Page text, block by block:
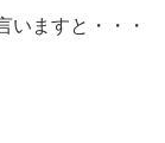
いますと・・・